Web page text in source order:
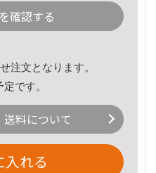
確認する
注文となります。
です。
料について
入れる